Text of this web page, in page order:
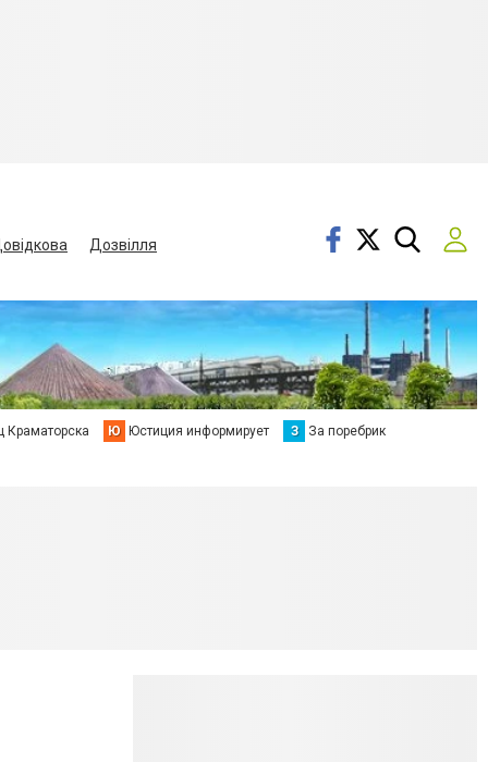
Дозвілля
Краматорска Ю Юстиция информирует З За поребрик